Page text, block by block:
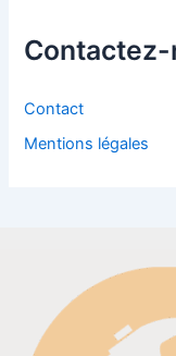
Contact
Mentions légales